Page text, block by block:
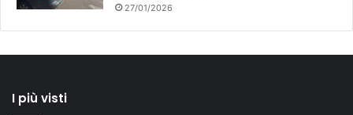
27/01/2026
I più visti